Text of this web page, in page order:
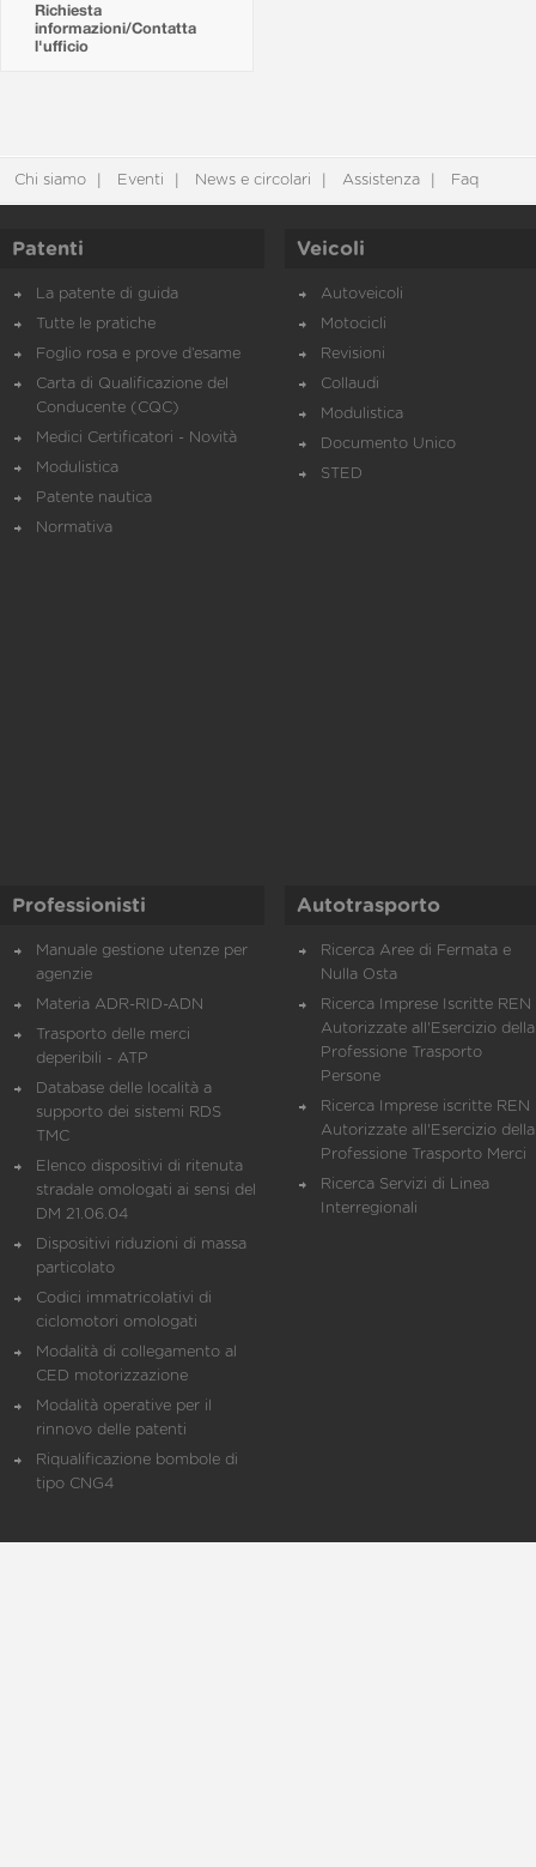
Richiesta
informazioni/Contatta
l'ufficio
Chi siamo Eventi News e circolari Assistenza Faq
Patenti
La patente di guida
Tutte le pratiche
Foglio rosa e prove d’esame
Carta di Qualificazione del
Conducente (CQC)
Medici Certificatori - Novità
Modulistica
Patente nautica
Normativa
Veicoli
Autoveicoli
Motocicli
Revisioni
Collaudi
Modulistica
Documento Unico
STED
Professionisti
Manuale gestione utenze per
agenzie
Materia ADR-RID-ADN
Trasporto delle merci
deperibili - ATP
Database delle località a
supporto dei sistemi RDS
TMC
Elenco dispositivi di ritenuta
stradale omologati ai sensi del
DM 21.06.04
Dispositivi riduzioni di massa
particolato
Codici immatricolativi di
ciclomotori omologati
Modalità di collegamento al
CED motorizzazione
Modalità operative per il
rinnovo delle patenti
Riqualificazione bombole di
tipo CNG4
Autotrasporto
Ricerca Aree di Fermata e
Nulla Osta
Ricerca Imprese Iscritte REN
Autorizzate all'Esercizio della
Professione Trasporto
Persone
Ricerca Imprese iscritte REN
Autorizzate all'Esercizio della
Professione Trasporto Merci
Ricerca Servizi di Linea
Interregionali